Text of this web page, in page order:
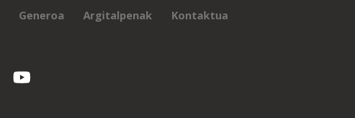
Generoa Argitalpenak Kontaktua